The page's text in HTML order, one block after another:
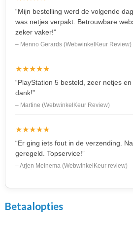
“Mijn bestelling werd de volgende
was netjes verpakt. Betrouwbare
zeker vaker!”
– Menno Gerards (WebwinkelKeur Review)
★★★★★
“PlayStation 5 besteld, zeer netjes
dank!”
– Martine (WebwinkelKeur Review)
★★★★★
“Er ging iets fout in de verzending.
geregeld. Topservice!”
– Arjen Meinema (WebwinkelKeur review)
Betaalopties